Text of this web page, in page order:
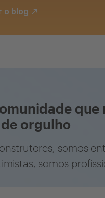
o blog
que
orgulho
somos
somos